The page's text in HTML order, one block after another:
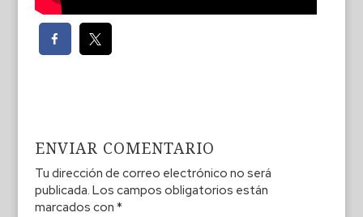
ENVIAR COMENTARIO
Tu dirección de correo electrónico no será
publicada. Los campos obligatorios están
marcados con *